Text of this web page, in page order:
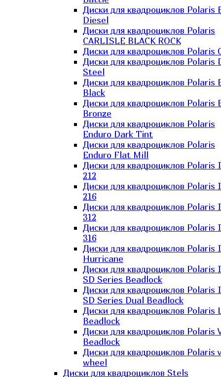
Диски для квадроциклов Polaris
Diesel
Диски для квадроциклов Polaris
CARLISLE BLACK ROCK
Диски для квадроциклов Polaris
Диски для квадроциклов Polaris
Steel
Диски для квадроциклов Polaris
Black
Диски для квадроциклов Polaris
Bronze
Диски для квадроциклов Polaris
Enduro Dark Tint
Диски для квадроциклов Polaris
Enduro Flat Mill
Диски для квадроциклов Polaris
212
Диски для квадроциклов Polaris
216
Диски для квадроциклов Polaris
312
Диски для квадроциклов Polaris
316
Диски для квадроциклов Polaris
Hurricane
Диски для квадроциклов Polaris
SD Series Beadlock
Диски для квадроциклов Polaris
SD Series Dual Beadlock
Диски для квадроциклов Polaris
Beadlock
Диски для квадроциклов Polaris
Beadlock
Диски для квадроциклов Polaris
wheel
Диски для квадроциклов Stels